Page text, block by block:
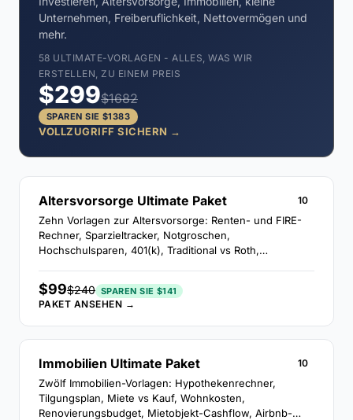
Unternehmen, Freiberuflichkeit, Nettovermögen und
mehr.
58 ULTIMATE-VORLAGEN - ALLES, WAS WIR
ERSTELLEN, ZU EINEM PREIS
$299$1682
SPAREN SIE $1383
VOLLZUGRIFF SICHERN →
Altersvorsorge Ultimate Paket 10
Zehn Vorlagen zur Altersvorsorge: Renten- und FIRE-
Rechner, Sparzieltracker, Notgroschen,
Hochschulsparen, 401(k), Traditional vs Roth,
Rentenrechnung.
$99$240 SPAREN SIE $141
PAKET ANSEHEN →
Immobilien Ultimate Paket 10
Zwölf Immobilien-Vorlagen: Hypothekenrechner,
Tilgungsplan, Miete vs Kauf, Wohnkosten,
Renovierungsbudget, Mietobjekt-Cashflow, Airbnb-